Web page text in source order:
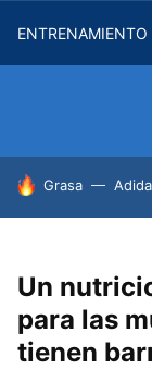
ENTRENAMIENTO
HOY SE HABLA
Grasa
Un
para las
tienen